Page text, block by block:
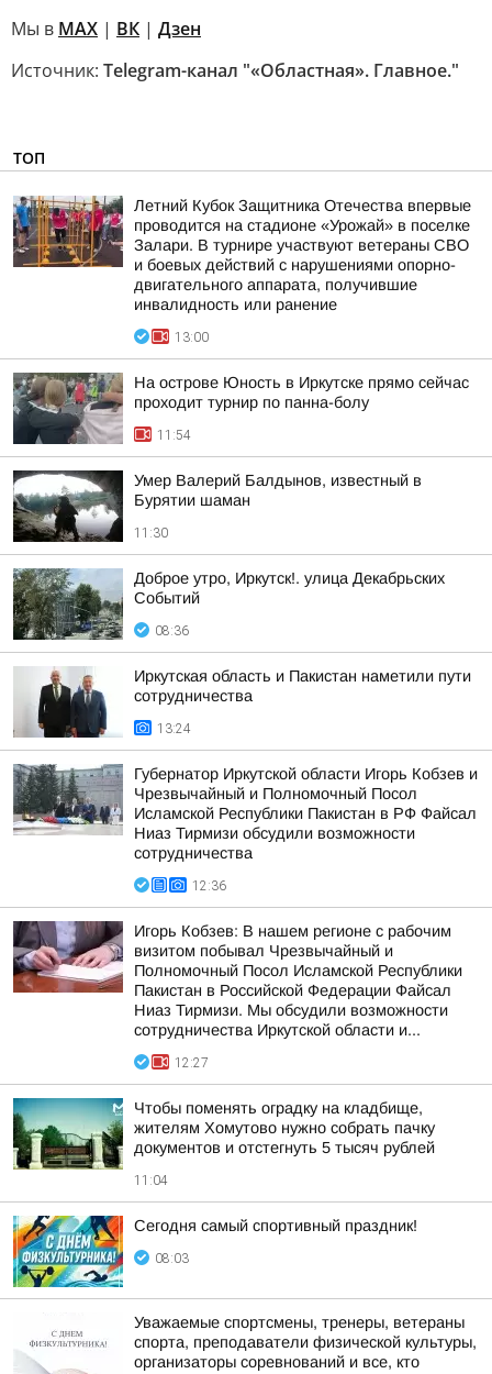
Мы в MAX | ВК | Дзен
Источник: Telegram-канал "«Областная». Главное."
ТОП
Летний Кубок Защитника Отечества впервые
проводится на стадионе «Урожай» в поселке
Залари. В турнире участвуют ветераны СВО
и боевых действий с нарушениями опорно-
двигательного аппарата, получившие
инвалидность или ранение
13:00
На острове Юность в Иркутске прямо сейчас
проходит турнир по панна-болу
11:54
Умер Валерий Балдынов, известный в
Бурятии шаман
11:30
Доброе утро, Иркутск!. улица Декабрьских
Событий
08:36
Иркутская область и Пакистан наметили пути
сотрудничества
13:24
Губернатор Иркутской области Игорь Кобзев и
Чрезвычайный и Полномочный Посол
Исламской Республики Пакистан в РФ Файсал
Ниаз Тирмизи обсудили возможности
сотрудничества
12:36
Игорь Кобзев: В нашем регионе с рабочим
визитом побывал Чрезвычайный и
Полномочный Посол Исламской Республики
Пакистан в Российской Федерации Файсал
Ниаз Тирмизи. Мы обсудили возможности
сотрудничества Иркутской области и...
12:27
Чтобы поменять оградку на кладбище,
жителям Хомутово нужно собрать пачку
документов и отстегнуть 5 тысяч рублей
11:04
Сегодня самый спортивный праздник!
08:03
Уважаемые спортсмены, тренеры, ветераны
спорта, преподаватели физической культуры,
организаторы соревнований и все, кто